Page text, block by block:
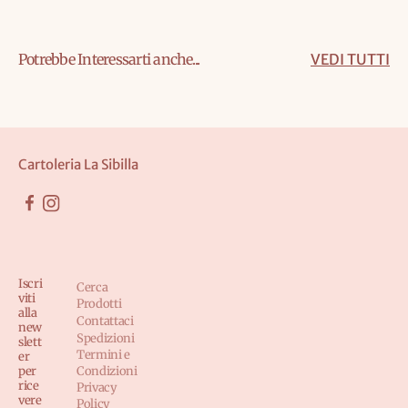
Potrebbe Interessarti anche... VEDI TUTTI
Cartoleria La Sibilla
Iscri
viti
alla
new
slett
er
per
rice
vere
Cerca
Prodotti
Contattaci
Spedizioni
Termini e
Condizioni
Privacy
Policy